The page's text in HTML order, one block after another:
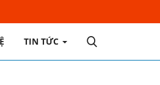
TIN TỨC